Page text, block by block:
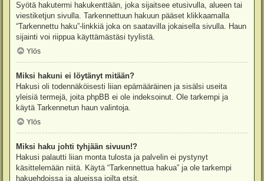
Syötä hakutermi hakukenttään, joka sijaitsee etusivulla, alueen tai
viestiketjun sivulla. Tarkennettuun hakuun pääset klikkaamalla
“Tarkennettu haku”-linkkiä joka on saatavilla jokaisella sivulla. Haun
sijainti voi riippua käyttämästäsi tyylistä.
Ylös
Miksi hakuni ei löytänyt mitään?
Hakusi oli todennäköisesti liian epämääräinen ja sisälsi useita
yleisiä termejä, joita phpBB ei ole indeksoinut. Ole tarkempi ja
käytä Tarkennetun haun valintoja.
Ylös
Miksi haku johti tyhjään sivuun!?
Hakusi palautti liian monta tulosta ja palvelin ei pystynyt
käsittelemään niitä. Käytä “Tarkennettua hakua” ja ole tarkempi
hakuehdoissa ja alueissa joilta etsit.